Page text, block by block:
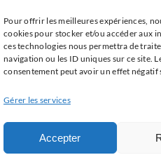
Pour offrir les meilleures expériences,
cookies pour stocker et/ou accéder aux
ces technologies nous permettra de
navigation ou les ID uniques sur ce site.
consentement peut avoir un effet
Gérer les services
Accepter
(UE)